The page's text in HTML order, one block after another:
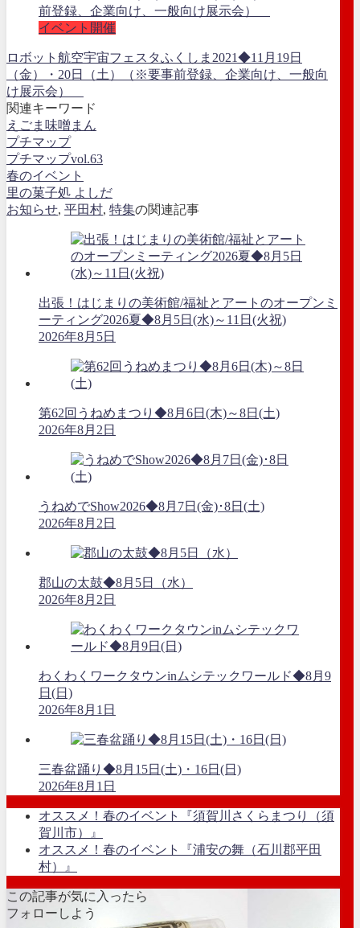
イベント開催
ロボット航空宇宙フェスタふくしま2021◆11月19日
（金）・20日（土）（※要事前登録、企業向け、一般向
け展示会）
関連キーワード
えごま味噌まん
プチマップ
プチマップvol.63
春のイベント
里の菓子処 よしだ
お知らせ, 平田村, 特集の関連記事
出張！はじまりの美術館/福祉とアートのオープンミ
ーティング2026夏◆8月5日(水)～11日(火祝)
2026年8月5日
第62回うねめまつり◆8月6日(木)～8日(土)
2026年8月2日
うねめでShow2026◆8月7日(金)･8日(土)
2026年8月2日
郡山の太鼓◆8月5日（水）
2026年8月2日
わくわくワークタウンinムシテックワールド◆8月9
日(日)
2026年8月1日
三春盆踊り◆8月15日(土)・16日(日)
2026年8月1日
オススメ！春のイベント『須賀川さくらまつり（須
賀川市）』
オススメ！春のイベント『浦安の舞（石川郡平田
村）』
この記事が気に入ったら
フォローしよう